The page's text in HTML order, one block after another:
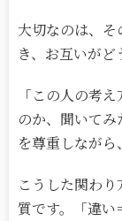
大切なのは、そ
き、お互いがど
「この人の考
のか、聞いて
を尊重しながら
こうした関わ
質です。「違い